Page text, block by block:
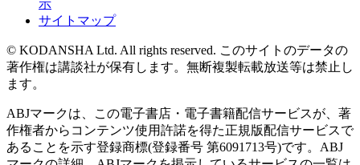
示
サイトマップ
© KODANSHA Ltd. All rights reserved. このサイトのデータの
著作権は講談社が保有します。無断複製転載放送等は禁止し
ます。
ABJマークは、この電子書店・電子書籍配信サービスが、著
作権者からコンテンツ使用許諾を得た正規版配信サービスで
あることを示す登録商標(登録番号 第6091713号)です。ABJ